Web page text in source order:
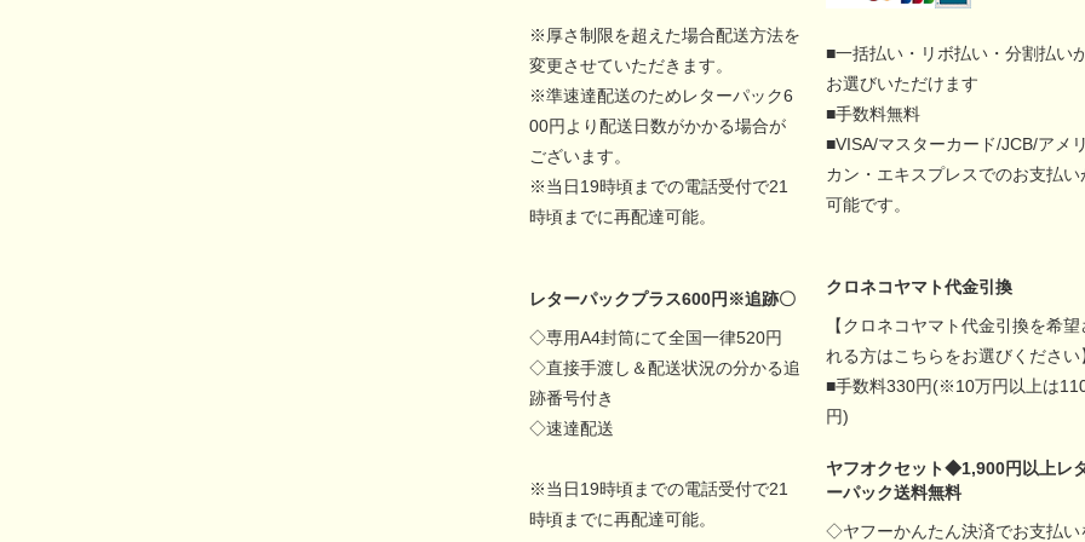
※厚さ制限を超えた場合配送方法を
変更させていただきます。
※準速達配送のためレターパック6
00円より配送日数がかかる場合が
ございます。
※当日19時頃までの電話受付で21
時頃までに再配達可能。
レターパックプラス600円※追跡〇
◇専用A4封筒にて全国一律520円
◇直接手渡し＆配送状況の分かる追
跡番号付き
◇速達配送
※当日19時頃までの電話受付で21
時頃までに再配達可能。
■一括払い・リボ払い・分割払い
お選びいただけます
■手数料無料
■VISA/マスターカード/JCB/アメリ
カン・エキスプレスでのお支払い
可能です。
クロネコヤマト代金引換
【クロネコヤマト代金引換を希望
れる方はこちらをお選びください
■手数料330円(※10万円以上は
円)
ヤフオクセット◆1,900円以上レ
ーパック送料無料
◇ヤフーかんたん決済でお支払い